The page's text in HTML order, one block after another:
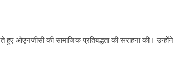
ओएनजीसी की सामाजिक प्रतिबद्धता की सराहना की। उन्होंने